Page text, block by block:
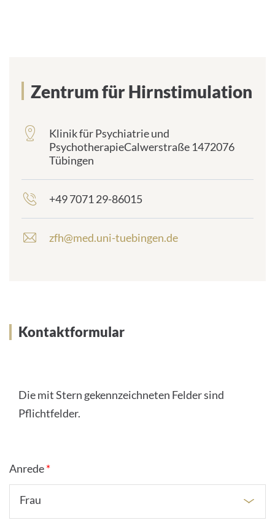
Zentrum für Hirnstimulation
frontend.sr-
only_#
{element.icon}:
Klinik für Psychiatrie und
PsychotherapieCalwerstraße 1472076
Tübingen
frontend.sr-
+49 7071 29-86015
E
d
s
:
zfh@med.uni-tuebingen.de
Kontaktformular
Kontaktformular
Die mit Stern gekennzeichneten Felder sind
Pflichtfelder.
Anrede*
Frau